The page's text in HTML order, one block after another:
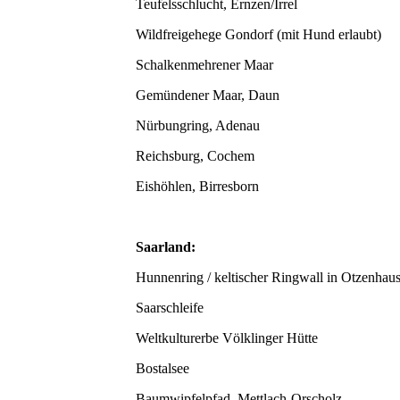
Teufelsschlucht, Ernzen/Irrel
Wildfreigehege Gondorf (mit Hund erlaubt)
Schalkenmehrener Maar
Gemündener Maar, Daun
Nürbungring, Adenau
Reichsburg, Cochem
Eishöhlen, Birresborn
Saarland:
Hunnenring / keltischer Ringwall in
Saarschleife
Weltkulturerbe Völklinger Hütte
Bostalsee